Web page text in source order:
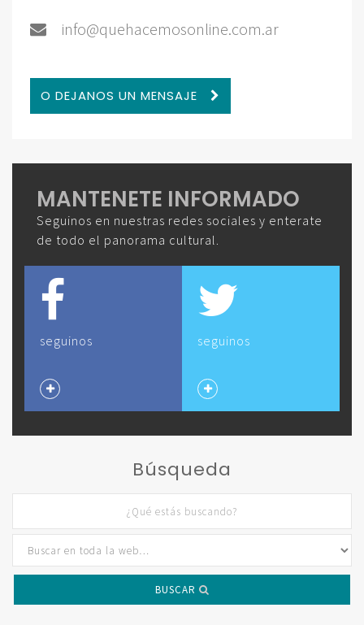
info@quehacemosonline.com.ar
O DEJANOS UN MENSAJE
MANTENETE INFORMADO
Seguinos en nuestras redes sociales y enterate
de todo el panorama cultural.
seguinos seguinos
Búsqueda
BUSCAR